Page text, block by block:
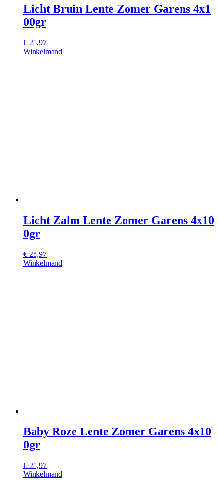
Licht Bruin Lente Zomer Garens 4x1
00gr
€ 25,97
Winkelmand
Licht Zalm Lente Zomer Garens 4x10
0gr
€ 25,97
Winkelmand
Baby Roze Lente Zomer Garens 4x10
0gr
€ 25,97
Winkelmand